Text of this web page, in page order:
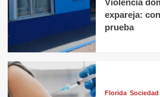
Violencia
expareja:
prueba
Florida Sociedad